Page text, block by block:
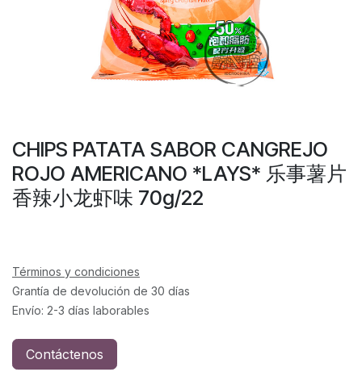
CHIPS PATATA SABOR CANGREJO
ROJO AMERICANO *LAYS* 乐事薯片
香辣小龙虾味 70g/22
Términos y condiciones
Grantía de devolución de 30 días
Envío: 2-3 días laborables
Contáctenos